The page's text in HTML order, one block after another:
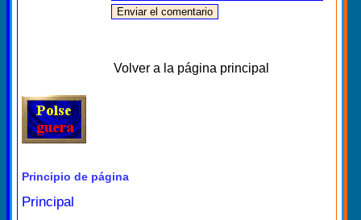
Volver a la página principal
Principio de página
Principal